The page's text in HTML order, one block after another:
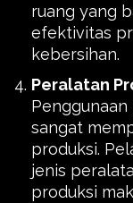
ruang yang
efektivitas
kebersihan.
Peralatan
sangat
produksi.
jenis
produksi